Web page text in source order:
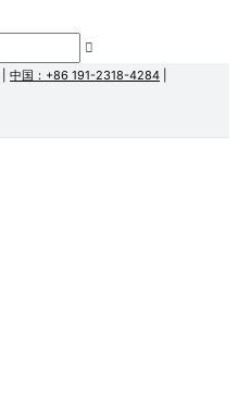
中国：+86 191-2318-4284